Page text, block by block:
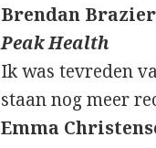
Brendan
Peak Health
Ik was tevreden
staan nog meer
Emma